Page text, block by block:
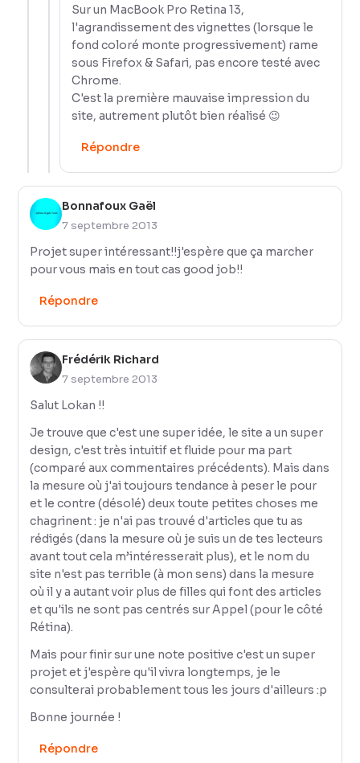
Sur un MacBook Pro Retina 13,
l'agrandissement des vignettes (lorsque le
fond coloré monte progressivement) rame
sous Firefox & Safari, pas encore testé avec
Chrome.
C'est la première mauvaise impression du
site, autrement plutôt bien réalisé 😉
Répondre
Bonnafoux Gaël
7 septembre 2013
Projet super intéressant!!j'espère que ça marcher
pour vous mais en tout cas good job!!
Répondre
Frédérik Richard
7 septembre 2013
Salut Lokan !!
Je trouve que c'est une super idée, le site a un super
design, c'est très intuitif et fluide pour ma part
(comparé aux commentaires précédents). Mais dans
la mesure où j'ai toujours tendance à peser le pour
et le contre (désolé) deux toute petites choses me
chagrinent : je n'ai pas trouvé d'articles que tu as
rédigés (dans la mesure où je suis un de tes lecteurs
avant tout cela m’intéresserait plus), et le nom du
site n'est pas terrible (à mon sens) dans la mesure
où il y a autant voir plus de filles qui font des articles
et qu'ils ne sont pas centrés sur Appel (pour le côté
Rétina).
Mais pour finir sur une note positive c'est un super
projet et j'espère qu'il vivra longtemps, je le
consulterai probablement tous les jours d'ailleurs :p
Bonne journée !
Répondre